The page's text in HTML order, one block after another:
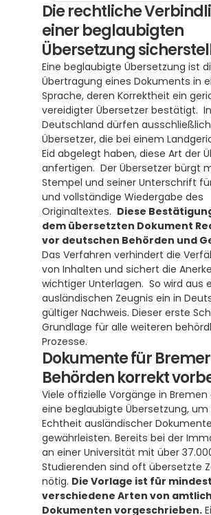
Die rechtliche
einer beglaubigten
Übersetzung
Eine beglaubigte Übersetzung ist
Übertragung eines Dokuments in
Sprache, deren Korrektheit ein
vereidigter Übersetzer bestätigt.  In
Deutschland dürfen ausschließlich
Übersetzer, die bei einem
Eid abgelegt haben, diese Art der
anfertigen.  Der Übersetzer bürgt
Stempel und seiner Unterschrift
und vollständige Wiedergabe des
Originaltextes. Diese
dem übersetzten Dokument
vor deutschen Behörden und
Das Verfahren verhindert die
von Inhalten und sichert die
wichtiger Unterlagen.  So wird aus
ausländischen Zeugnis ein in
gültiger Nachweis. Dieser erste
Grundlage für alle weiteren
Prozesse.
Dokumente für Bremer
Behörden korrekt
Viele offizielle Vorgänge in
eine beglaubigte Übersetzung, um
Echtheit ausländischer
gewährleisten. Bereits bei der
an einer Universität mit über
Studierenden sind oft übersetzte
nötig. Die Vorlage ist für
verschiedene Arten von
Dokumenten vorgeschrieben.